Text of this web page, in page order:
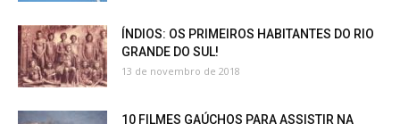
ÍNDIOS: OS PRIMEIROS HABITANTES DO RIO
GRANDE DO SUL!
13 de novembro de 2018
10 FILMES GAÚCHOS PARA ASSISTIR NA